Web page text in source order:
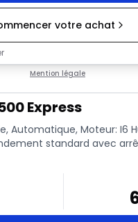
votre achat
Mention légale
Express
Automatique, Moteur: I6
standard avec